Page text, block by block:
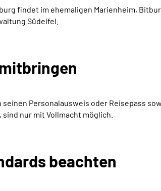
findet im ehemaligen Marienheim,
Südeifel.
seinen Personalausweis oder Reisepass
nur mit Vollmacht möglich.
beachten